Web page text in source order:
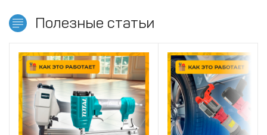
Полезные статьи